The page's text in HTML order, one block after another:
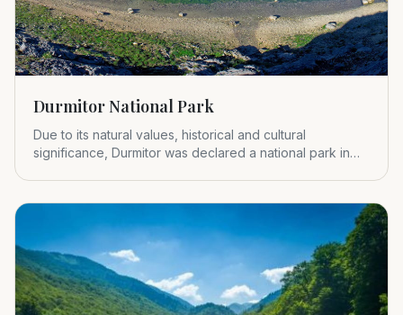
Durmitor National Park
Due to its natural values, historical and cultural
significance, Durmitor was declared a national park in